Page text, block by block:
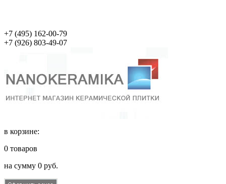
+7 (495) 162-00-79
+7 (926) 803-49-07
в корзине:
0 товаров
на сумму 0 руб.